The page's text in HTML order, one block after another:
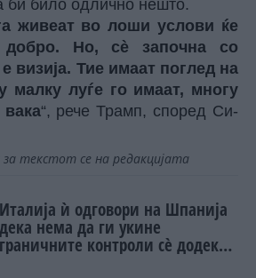
би било одлично нешто.
живеат во лоши услови ќе
добро. Но, сè започна со
визија. Тие имаат поглед на
малку луѓе го имаат, многу
“, рече Трамп, според Си-
текстот се на редакцијата
Италија ѝ одговори на Шпанија
дека нема да ги укине
граничните контроли сè додека
постојат ризици